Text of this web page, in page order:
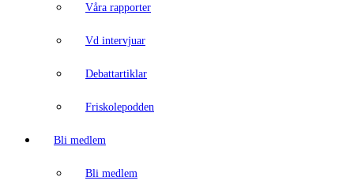
Våra rapporter
Vd intervjuar
Debattartiklar
Friskolepodden
Bli medlem
Bli medlem